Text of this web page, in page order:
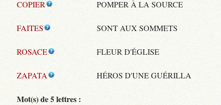
COPIER POMPER À LA SOURCE
FAITES SONT AUX SOMMETS
ROSACE FLEUR D'ÉGLISE
ZAPATA HÉROS D'UNE GUÉRILLA
Mot(s) de 5 lettres :